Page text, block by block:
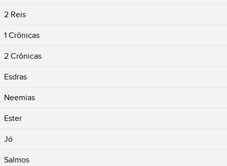
2 Reis
1 Crônicas
2 Crônicas
Esdras
Neemias
Ester
Jó
Salmos